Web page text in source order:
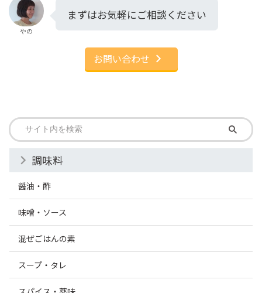
やの
まずはお気軽にご相談ください
お問い合わせ
調味料
醤油・酢
味噌・ソース
混ぜごはんの素
スープ・タレ